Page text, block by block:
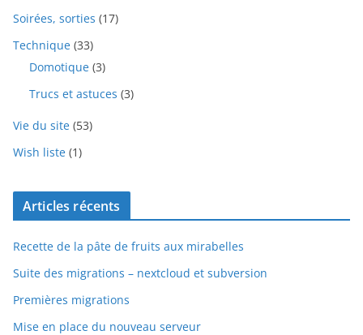
Soirées, sorties (17)
Technique (33)
Domotique (3)
Trucs et astuces (3)
Vie du site (53)
Wish liste (1)
Articles récents
Recette de la pâte de fruits aux mirabelles
Suite des migrations – nextcloud et subversion
Premières migrations
Mise en place du nouveau serveur